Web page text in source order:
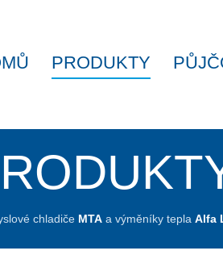
PRODUKTY
chladiče MTA a výměníky tepla Alfa